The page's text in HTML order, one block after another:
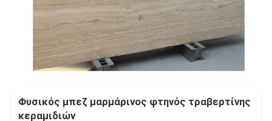
Φυσικός μπεζ μαρμάρινος φτηνός τραβερτίνης
κεραμιδιών